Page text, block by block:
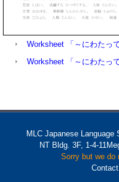
Worksheet 「～にわたっ
Worksheet 「～にわたっ
MLC Japanese Language
NT Bldg. 3F, 1-4-
Sorry but we do